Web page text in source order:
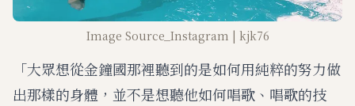
Image Source_Instagram | kjk76
「大眾想從金鐘國那裡聽到的是如何用純粹的努力做
出那樣的身體，並不是想聽他如何唱歌、唱歌的技